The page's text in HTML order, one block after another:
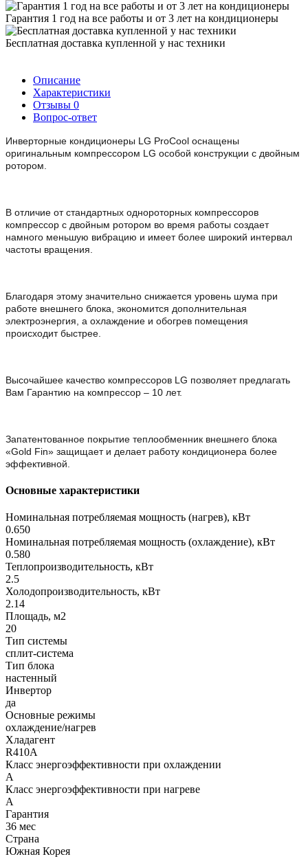
Гарантия 1 год на все работы и от 3 лет на кондиционеры
Бесплатная доставка купленной у нас техники
Описание
Характеристики
Отзывы 0
Вопрос-ответ
Инверторные кондиционеры LG ProCool оснащены
оригинальным компрессором LG особой конструкции с двойным
ротором.
В отличие от стандартных однороторных компрессоров
компрессор с двойным ротором во время работы создает
намного меньшую вибрацию и имеет более широкий интервал
частоты вращения.
Благодаря этому значительно снижается уровень шума при
работе внешнего блока, экономится дополнительная
электроэнергия, а охлаждение и обогрев помещения
происходит быстрее.
Высочайшее качество компрессоров LG позволяет предлагать
Вам Гарантию на компрессор – 10 лет.
Запатентованное покрытие теплообменник внешнего блока
«Gold Fin» защищает и делает работу кондиционера более
эффективной.
Основные характеристики
Номинальная потребляемая мощность (нагрев), кВт
0.650
Номинальная потребляемая мощность (охлаждение), кВт
0.580
Теплопроизводительность, кВт
2.5
Холодопроизводительность, кВт
2.14
Площадь, м2
20
Тип системы
сплит-система
Тип блока
настенный
Инвертор
да
Основные режимы
охлаждение/нагрев
Хладагент
R410A
Класс энергоэффективности при охлаждении
A
Класс энергоэффективности при нагреве
A
Гарантия
36 мес
Страна
Южная Корея